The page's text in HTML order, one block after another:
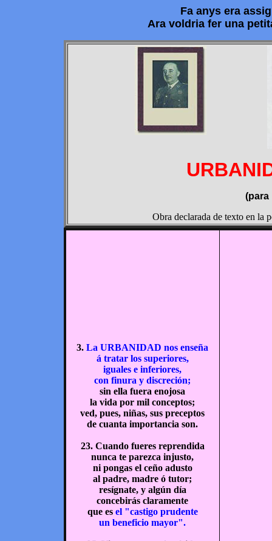
Fa anys era
Ara voldria fer una
(para
Obra declarada de texto en la
3. La URBANIDAD nos enseña
á tratar los superiores,
iguales e inferiores,
con finura y discreción;
sin ella fuera enojosa
la vida por mil conceptos;
ved, pues, niñas, sus preceptos
de cuanta importancia son.
23. Cuando fueres reprendida
nunca te parezca injusto,
ni pongas el ceño adusto
al padre, madre ó tutor;
resígnate, y algún día
concebirás claramente
que esel "castigo prudente
un beneficio mayor".